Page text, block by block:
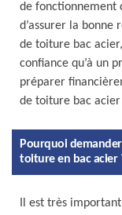
de fonctionnement
d’assurer la
de toiture bac
confiance qu’à un
préparer
de toiture bac
Pourquoi
toiture en bac acier
Il est très